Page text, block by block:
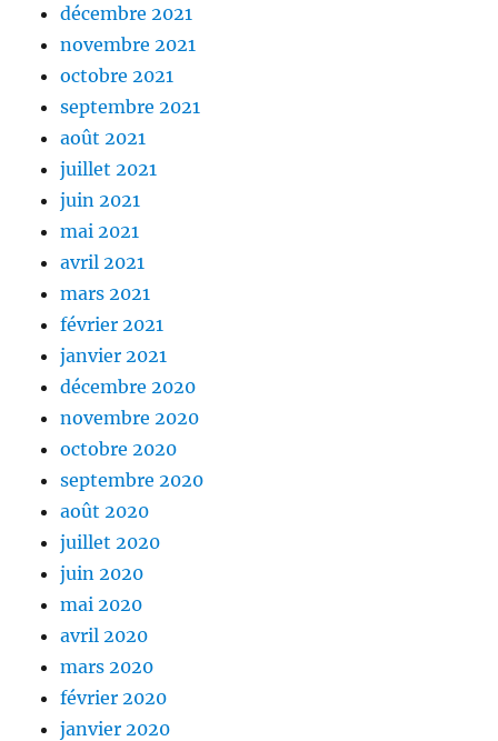
décembre 2021
novembre 2021
octobre 2021
septembre 2021
août 2021
juillet 2021
juin 2021
mai 2021
avril 2021
mars 2021
février 2021
janvier 2021
décembre 2020
novembre 2020
octobre 2020
septembre 2020
août 2020
juillet 2020
juin 2020
mai 2020
avril 2020
mars 2020
février 2020
janvier 2020